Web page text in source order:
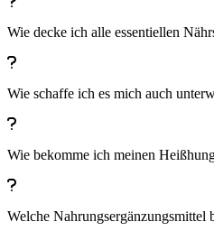
Wie decke ich alle essentiellen
Wie schaffe ich es mich auch
Wie bekomme ich meinen
Welche Nahrungsergänzungsmittel